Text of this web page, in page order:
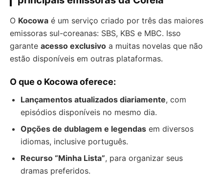
O Kocowa é um serviço criado por três das maiores
emissoras sul-coreanas: SBS, KBS e MBC. Isso
garante acesso exclusivo a muitas novelas que não
estão disponíveis em outras plataformas.
O que o Kocowa oferece:
Lançamentos atualizados diariamente, com
episódios disponíveis no mesmo dia.
Opções de dublagem e legendas em diversos
idiomas, inclusive português.
Recurso “Minha Lista”, para organizar seus
dramas preferidos.